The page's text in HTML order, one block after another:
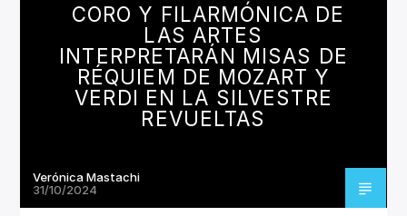
CORO Y FILARMÓNICA DE
LAS ARTES
INTERPRETARÁN MISAS DE
RÉQUIEM DE MOZART Y
VERDI EN LA SILVESTRE
REVUELTAS
Verónica Mastachi
31/10/2024